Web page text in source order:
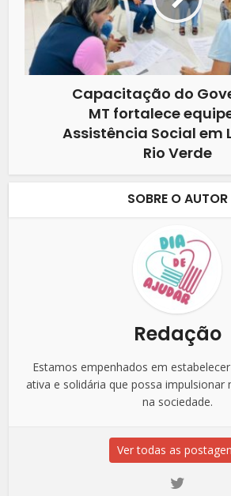
Capacitação do
MT fortalece
Assistência Social em
Rio Verde
SOBRE O AUTOR
Redação
Estamos empenhados em
ativa e solidária que possa impulsionar
na sociedade.
Ver todas as